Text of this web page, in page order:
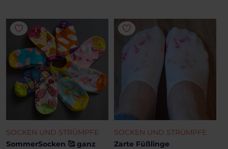
SOCKEN UND STRÜMPFE
SommerSocken 🥰 ganz
SOCKEN UND STRÜMPFE
Zarte Füßlinge